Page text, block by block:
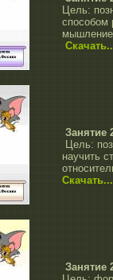
Цель:
способом
мышление.
Занятие
Цель:
научить
Скачать...
Занятие